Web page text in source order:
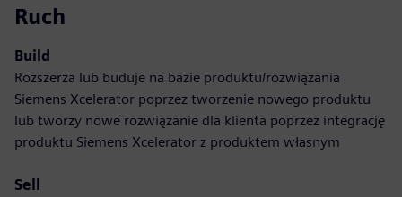
Ruch
Build
Rozszerza lub buduje na bazie produktu/rozwiązania
Siemens Xcelerator poprzez tworzenie nowego produktu
lub tworzy nowe rozwiązanie dla klienta poprzez integrację
produktu Siemens Xcelerator z produktem własnym
Sell